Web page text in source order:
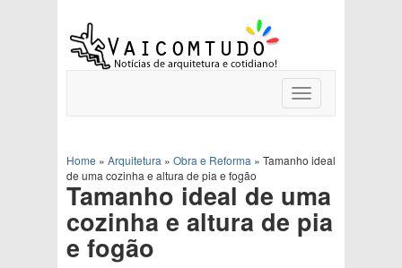
Toggle
navigation
Home » Arquitetura » Obra e Reforma » Tamanho ideal
de uma cozinha e altura de pia e fogão
Tamanho ideal de uma
cozinha e altura de pia
e fogão